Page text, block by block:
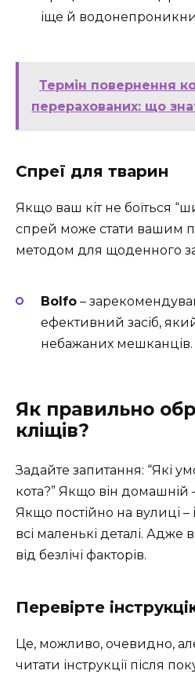
іще й
Термін повернення
перерахованих: що
Спреї для тварин
Якщо ваш кіт не боїться
спрей може стати вашим
методом для щоденного
Bolfo –
ефективний засіб,
небажаних мешканців.
Як правильно
кліщів?
Задайте запитання: “Які
кота?” Якщо він домашній
Якщо постійно на вулиці
всі маленькі деталі. Адже
від безлічі факторів.
Перевірте
Це, можливо, очевидно,
читати інструкції після